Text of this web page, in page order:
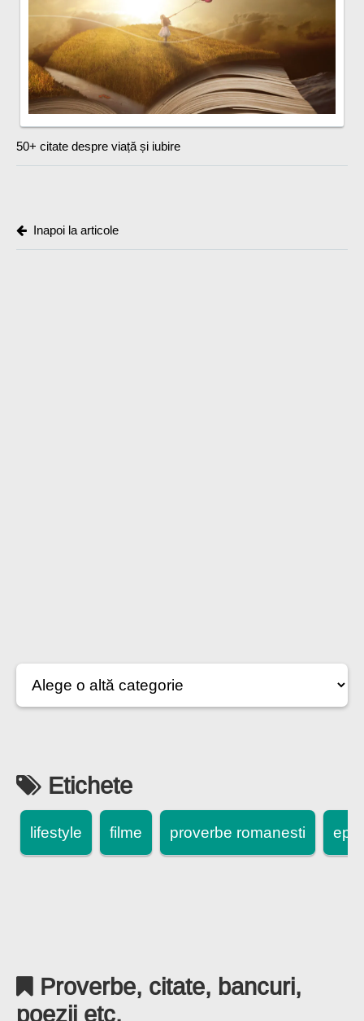
50+ citate despre viață și iubire
Inapoi la articole
Etichete
lifestyle filme proverbe romanesti
Proverbe, citate, bancuri,
poezii etc.